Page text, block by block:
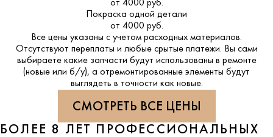
от 4000 руб.
Покраска одной детали
от 4000 руб.
Все цены указаны с учетом расходных материалов.
Отсутствуют переплаты и любые срытые платежи. Вы сами
выбираете какие запчасти будут использованы в ремонте
(новые или б/у), а отремонтированные элементы будут
выглядеть в точности как новые.
СМОТРЕТЬ ВСЕ ЦЕНЫ
БОЛЕЕ 8 ЛЕТ ПРОФЕССИОНАЛЬНЫХ